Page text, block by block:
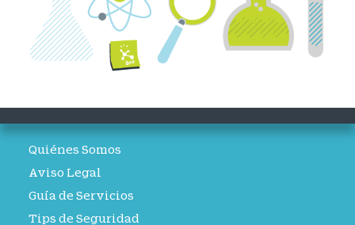
Quiénes Somos
Aviso Legal
Guía de Servicios
Tips de Seguridad